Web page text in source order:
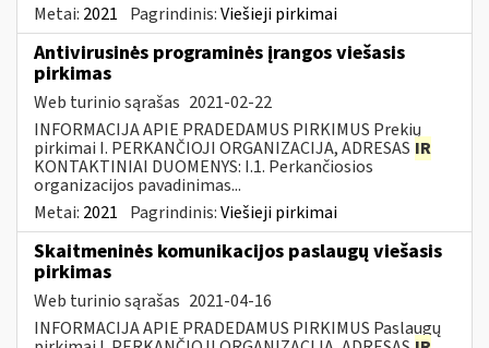
Metai: 2021 Pagrindinis:Viešieji pirkimai
Antivirusinės programinės įrangos viešasis
pirkimas
Web turinio sąrašas 2021-02-22
INFORMACIJA APIE PRADEDAMUS PIRKIMUS Prekių
pirkimai I. PERKANČIOJI ORGANIZACIJA, ADRESAS IR
KONTAKTINIAI DUOMENYS: I.1. Perkančiosios
organizacijos pavadinimas...
Metai: 2021 Pagrindinis:Viešieji pirkimai
Skaitmeninės komunikacijos paslaugų viešasis
pirkimas
Web turinio sąrašas 2021-04-16
INFORMACIJA APIE PRADEDAMUS PIRKIMUS Paslaugų